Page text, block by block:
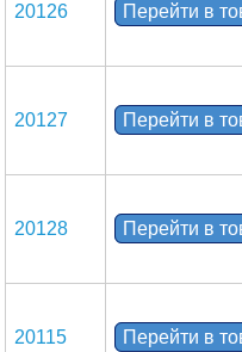
20126 Перейти в
20127 Перейти в
20128 Перейти в
20115 Перейти в